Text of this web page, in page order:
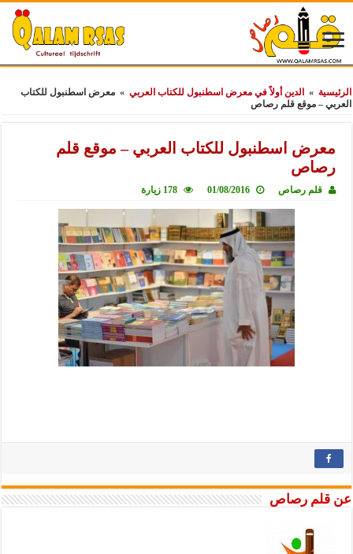
الرئيسية » الدين أولاً في معرض اسطنبول للكتاب العربي » معرض اسطنبول للكتاب
العربي – موقع قلم رصاص
معرض اسطنبول للكتاب العربي – موقع قلم
رصاص
قلم رصاص 01/08/2016 178 زيارة
عن قلم رصاص